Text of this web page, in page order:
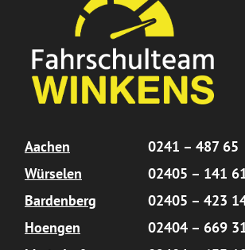
Aachen
0241 – 487 65
Würselen
02405 – 141
Bardenberg
02405 – 423
Hoengen
02404 – 669